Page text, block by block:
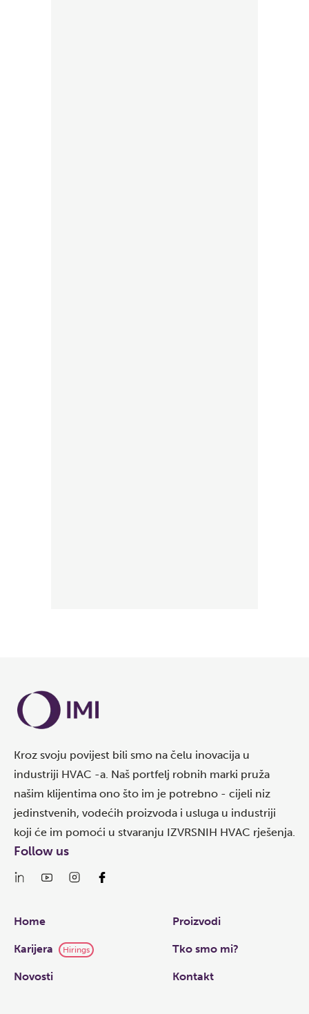
Kroz svoju povijest bili smo na čelu inovacija u
industriji HVAC -a. Naš portfelj robnih marki pruža
našim klijentima ono što im je potrebno - cijeli niz
jedinstvenih, vodećih proizvoda i usluga u industriji
koji će im pomoći u stvaranju IZVRSNIH HVAC rješenja.
Links
Home Proizvodi
Karijera Hirings Tko smo mi?
Novosti Kontakt
Follow us